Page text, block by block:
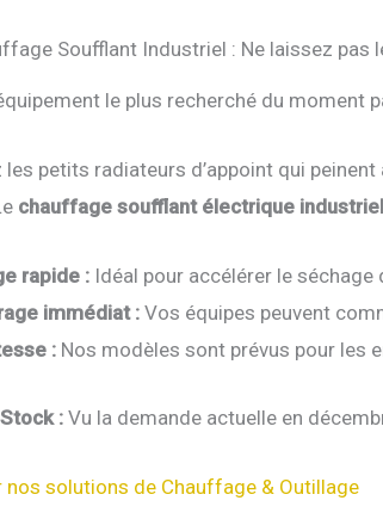
Soufflant Industriel : Ne laissez
le plus recherché du moment
les petits radiateurs d’appoint qui
chauffage soufflant électrique industriel
rapide : Idéal pour accélérer le
immédiat : Vos équipes peuvent
: Nos modèles sont prévus pour les
: Vu la demande actuelle en
nos solutions de Chauffage & Outillage